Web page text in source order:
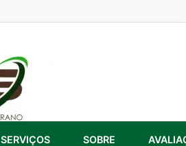
SERVIÇOS SOBRE